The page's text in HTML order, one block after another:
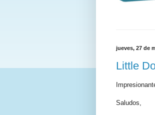
jueves, 27 de
Little
Saludos,